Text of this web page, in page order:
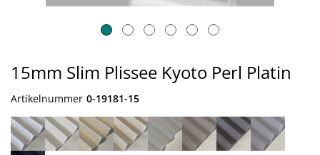
15mm Slim Plissee Kyoto Perl Platin
Artikelnummer 0-19181-15